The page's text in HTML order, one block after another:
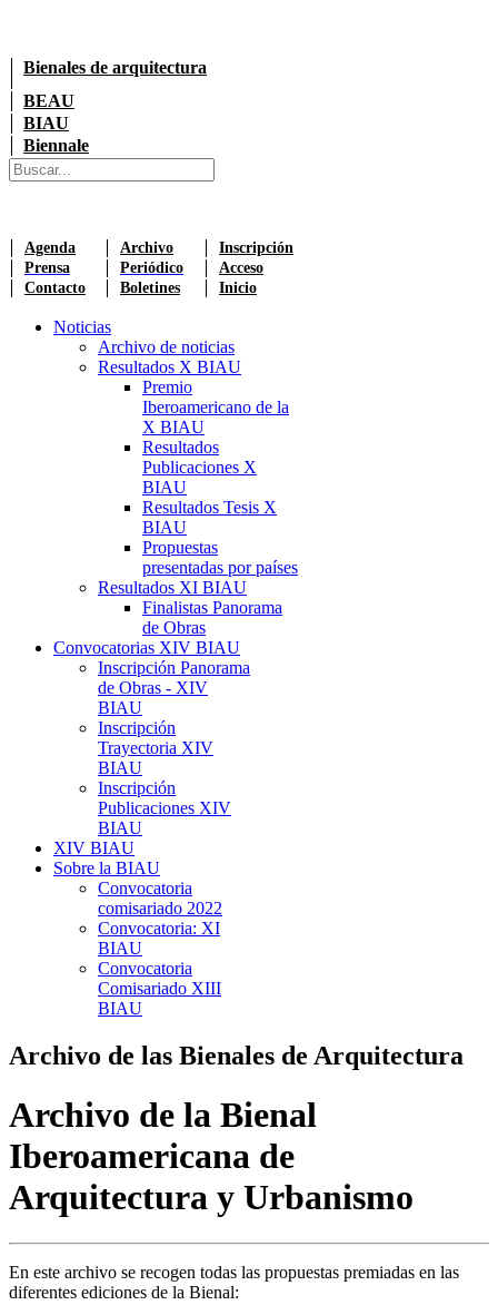
Bienales de arquitectura
BEAU
BIAU
Biennale
Agenda Archivo
Inscripción
Prensa
Periódico
Acceso
Contacto
Boletines Inicio
Noticias
Archivo de noticias
Resultados X BIAU
Premio
Iberoamericano de la
X BIAU
Resultados
Publicaciones X
BIAU
Resultados Tesis X
BIAU
Propuestas
presentadas por países
Resultados XI BIAU
Finalistas Panorama
de Obras
Convocatorias XIV BIAU
Inscripción Panorama
de Obras - XIV
BIAU
Inscripción
Trayectoria XIV
BIAU
Inscripción
Publicaciones XIV
BIAU
XIV BIAU
Sobre la BIAU
Convocatoria
comisariado 2022
Convocatoria: XI
BIAU
Convocatoria
Comisariado XIII
BIAU
Archivo de las Bienales de Arquitectura
Archivo de la Bienal
Iberoamericana de
Arquitectura y Urbanismo
En este archivo se recogen todas las propuestas premiadas en las
diferentes ediciones de la Bienal: